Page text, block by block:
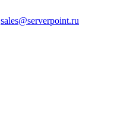
sales@serverpoint.ru